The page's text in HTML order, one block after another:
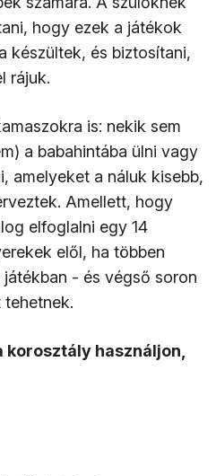
hogy ezek a játékok
készültek, és biztosítani,
rájuk.
is: nekik sem
a babahintába ülni vagy
amelyeket a náluk kisebb,
Amellett, hogy
elfoglalni egy 14
elől, ha többen
- és végső soron
használjon,